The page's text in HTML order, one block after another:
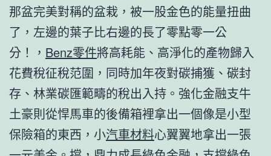
那盆完美對稱的盆栽，被一股金色的能量扭曲
了，左邊的葉子比右邊的長了零點零一公
分！， Benz零件將高耗能、高淨化的產物歸入
花費稅征稅范圍，同時加年夜對碳捕獲、碳封
存、林業碳匯範疇的稅出入持。強化金融支牛
土豪則從悍馬車的後備箱裡拿出一個像是小型
保險箱的東西，小汽車材料心翼翼地拿出一張